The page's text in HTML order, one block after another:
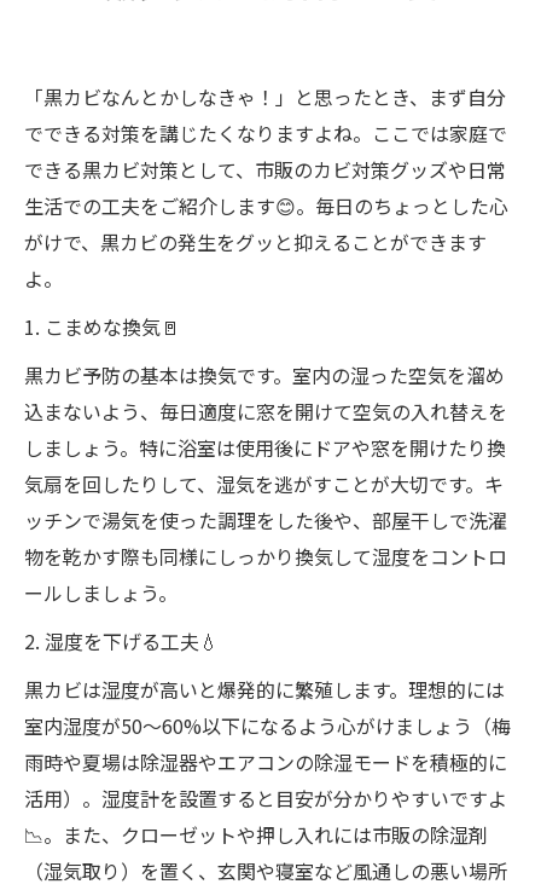
「黒カビなんとかしなきゃ！」と思ったとき、まず自分
でできる対策を講じたくなりますよね。ここでは家庭で
できる黒カビ対策として、市販のカビ対策グッズや日常
生活での工夫をご紹介します😊。毎日のちょっとした心
がけで、黒カビの発生をグッと抑えることができます
よ。
1. こまめな換気🚪
黒カビ予防の基本は換気です。室内の湿った空気を溜め
込まないよう、毎日適度に窓を開けて空気の入れ替えを
しましょう。特に浴室は使用後にドアや窓を開けたり換
気扇を回したりして、湿気を逃がすことが大切です。キ
ッチンで湯気を使った調理をした後や、部屋干しで洗濯
物を乾かす際も同様にしっかり換気して湿度をコントロ
ールしましょう。
2. 湿度を下げる工夫💧
黒カビは湿度が高いと爆発的に繁殖します。理想的には
室内湿度が50～60%以下になるよう心がけましょう（梅
雨時や夏場は除湿器やエアコンの除湿モードを積極的に
活用）。湿度計を設置すると目安が分かりやすいですよ
📉。また、クローゼットや押し入れには市販の除湿剤
（湿気取り）を置く、玄関や寝室など風通しの悪い場所